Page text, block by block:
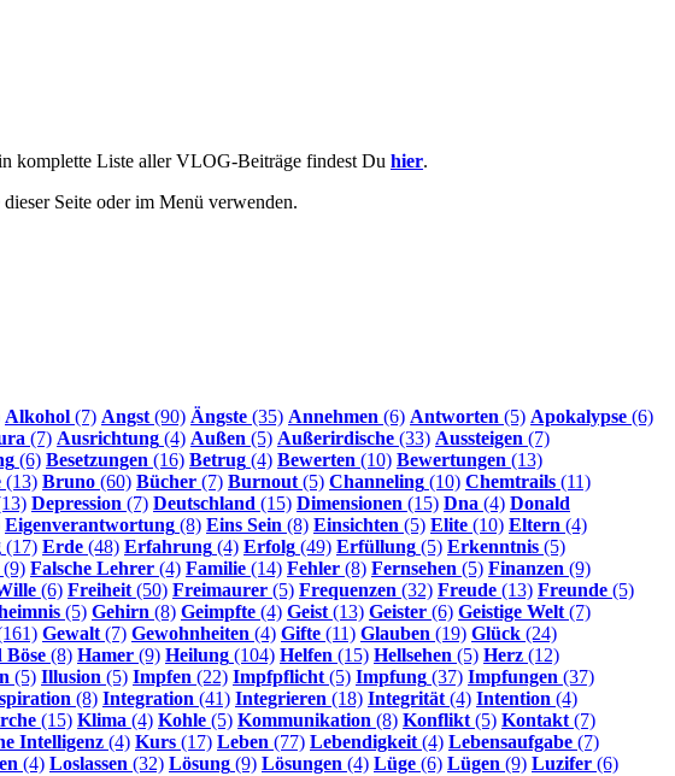
komplette Liste aller VLOG-Beiträge findest Du hier.
Seite oder im Menü verwenden.
Alkohol (7) Angst (90) Ängste (35) Annehmen (6) Antworten (5) Apokalypse (6)
(7) Ausrichtung (4) Außen (5) Außerirdische (33) Aussteigen (7)
(6) Besetzungen (16) Betrug (4) Bewerten (10) Bewertungen (13)
(13) Bruno (60) Bücher (7) Burnout (5) Channeling (10) Chemtrails (11)
Depression (7) Deutschland (15) Dimensionen (15) Dna (4) Donald
Eigenverantwortung (8) Eins Sein (8) Einsichten (5) Elite (10) Eltern (4)
(17) Erde (48) Erfahrung (4) Erfolg (49) Erfüllung (5) Erkenntnis (5)
(9) Falsche Lehrer (4) Familie (14) Fehler (8) Fernsehen (5) Finanzen (9)
(6) Freiheit (50) Freimaurer (5) Frequenzen (32) Freude (13) Freunde (5)
(5) Gehirn (8) Geimpfte (4) Geist (13) Geister (6) Geistige Welt (7)
Gewalt (7) Gewohnheiten (4) Gifte (11) Glauben (19) Glück (24)
(8) Hamer (9) Heilung (104) Helfen (15) Hellsehen (5) Herz (12)
(5) Illusion (5) Impfen (22) Impfpflicht (5) Impfung (37) Impfungen (37)
(8) Integration (41) Integrieren (18) Integrität (4) Intention (4)
(15) Klima (4) Kohle (5) Kommunikation (8) Konflikt (5) Kontakt (7)
Intelligenz (4) Kurs (17) Leben (77) Lebendigkeit (4) Lebensaufgabe (7)
(4) Loslassen (32) Lösung (9) Lösungen (4) Lüge (6) Lügen (9) Luzifer (6)